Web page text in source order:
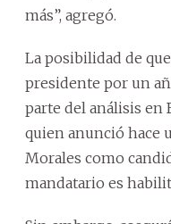
más”, agregó.
La posibilidad de
presidente por un
parte del análisis en
quien anunció hace
Morales como
mandatario es